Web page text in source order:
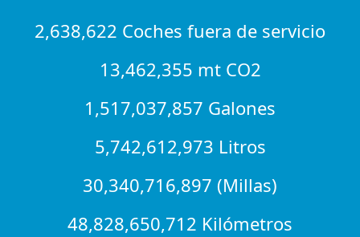
2,638,622 Coches fuera de servicio
13,462,355 mt CO2
1,517,037,857 Galones
5,742,612,973 Litros
30,340,716,897 (Millas)
48,828,650,712 Kilómetros